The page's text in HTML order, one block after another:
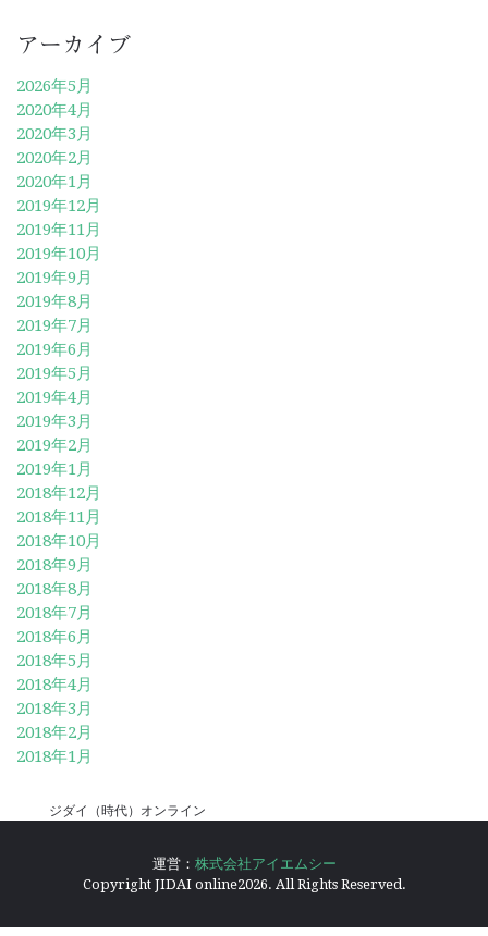
アーカイブ
2026年5月
2020年4月
2020年3月
2020年2月
2020年1月
2019年12月
2019年11月
2019年10月
2019年9月
2019年8月
2019年7月
2019年6月
2019年5月
2019年4月
2019年3月
2019年2月
2019年1月
2018年12月
2018年11月
2018年10月
2018年9月
2018年8月
2018年7月
2018年6月
2018年5月
2018年4月
2018年3月
2018年2月
2018年1月
ジダイ（時代）オンライン
運営： 株式会社アイエムシー
Copyright JIDAI online2026. All Rights Reserved.